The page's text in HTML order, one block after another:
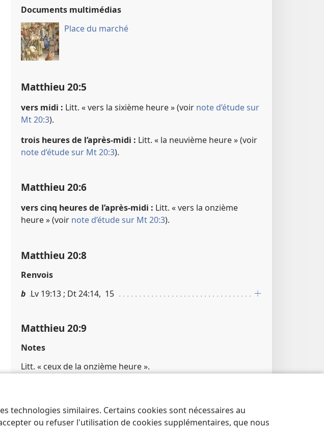
technologies similaires. Certains cookies sont nécessaires au
ou refuser l'utilisation de cookies supplémentaires, que nous
Documents multimédias
Place du marché
Matthieu 20​:​5
vers midi : Litt. « vers la sixième heure » (voir note d’étude sur
Mt 20:3).
trois heures de l’après-midi : Litt. « la neuvième heure » (voir
note d’étude sur Mt 20:3).
Matthieu 20​:​6
vers cinq heures de l’après-midi : Litt. « vers la onzième
heure » (voir note d’étude sur Mt 20:3).
Matthieu 20​:​8
Renvois
b Lv 19​:​13 ; Dt 24​:​14, 15
Matthieu 20​:​9
Notes
Litt. « ceux de la onzième heure ».
Renvois